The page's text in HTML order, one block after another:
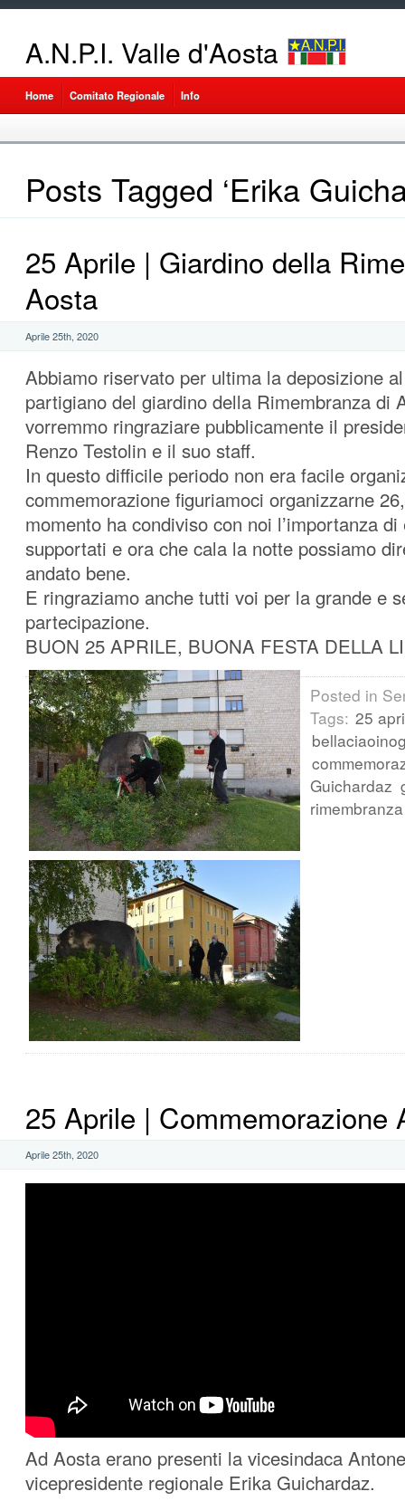
A.N.P.I. Valle d'Aosta
Home Comitato Regionale Info
Posts Tagged ‘Erika
25 Aprile | Giardino della
Aosta
Aprile 25th, 2020
Abbiamo riservato per ultima la deposizione
partigiano del giardino della Rimembranza di
vorremmo ringraziare pubblicamente il
Renzo Testolin e il suo staff.
In questo difficile periodo non era facile
commemorazione figuriamoci organizzarne
momento ha condiviso con noi l’importanza
supportati e ora che cala la notte possiamo
andato bene.
E ringraziamo anche tutti voi per la grande e
partecipazione.
BUON 25 APRILE, BUONA FESTA DELLA
Posted in
Tags: 25
Guichardaz
rimembranza
25 Aprile | Commemorazione
Aprile 25th, 2020
Ad Aosta erano presenti la vicesindaca
vicepresidente regionale Erika Guichardaz.